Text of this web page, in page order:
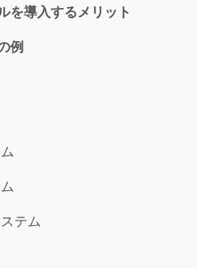
を導入するメリット
例
テム